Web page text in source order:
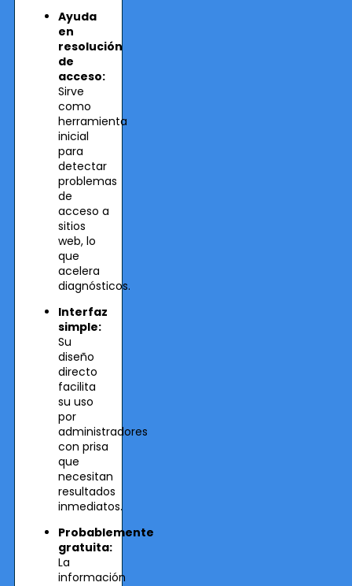
Ayuda
en
resolución
de
acceso:
Sirve
como
herramienta
inicial
para
detectar
problemas
de
acceso a
sitios
web, lo
que
acelera
diagnósticos.
Interfaz
simple:
Su
diseño
directo
facilita
su uso
por
administradores
con prisa
que
necesitan
resultados
inmediatos.
Probablemente
gratuita:
La
información